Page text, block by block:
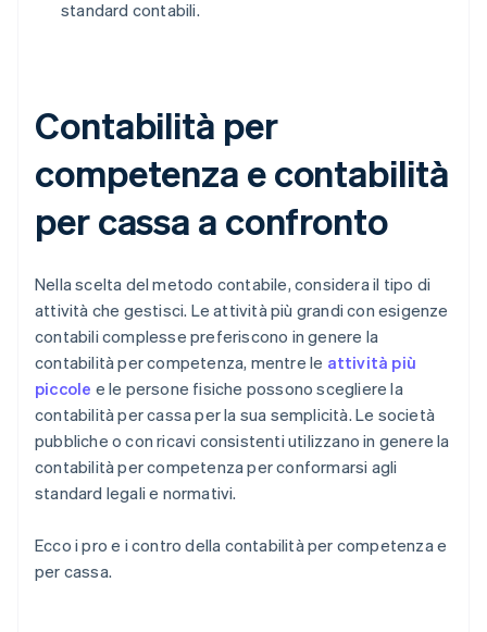
standard contabili.
Contabilità per
competenza e contabilità
per cassa a confronto
Nella scelta del metodo contabile, considera il tipo di
attività che gestisci. Le attività più grandi con esigenze
contabili complesse preferiscono in genere la
contabilità per competenza, mentre le attività più
piccole e le persone fisiche possono scegliere la
contabilità per cassa per la sua semplicità. Le società
pubbliche o con ricavi consistenti utilizzano in genere la
contabilità per competenza per conformarsi agli
standard legali e normativi.
Ecco i pro e i contro della contabilità per competenza e
per cassa.